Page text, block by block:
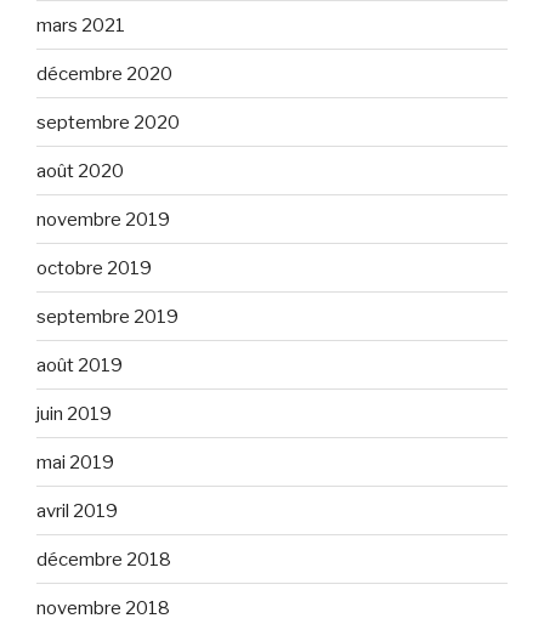
mars 2021
décembre 2020
septembre 2020
août 2020
novembre 2019
octobre 2019
septembre 2019
août 2019
juin 2019
mai 2019
avril 2019
décembre 2018
novembre 2018